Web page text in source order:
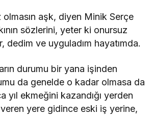
aşk, diyen Minik Serçe
sözlerini, yeter ki onursuz
dedim ve uyguladım hayatımda.
durumu bir yana işinden
da genelde o kadar olmasa da
yıl ekmeğini kazandığı yerden
yere gidince eski iş yerine,